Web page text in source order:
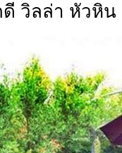
ดี วิลล่า หัวหิน